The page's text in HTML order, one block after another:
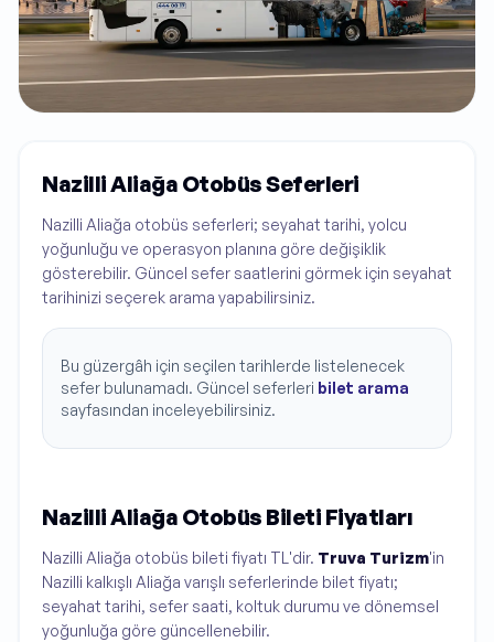
Nazilli Aliağa Otobüs Seferleri
Nazilli Aliağa otobüs seferleri; seyahat tarihi, yolcu
yoğunluğu ve operasyon planına göre değişiklik
gösterebilir. Güncel sefer saatlerini görmek için seyahat
tarihinizi seçerek arama yapabilirsiniz.
Bu güzergâh için seçilen tarihlerde listelenecek
sefer bulunamadı. Güncel seferleri bilet arama
sayfasından inceleyebilirsiniz.
Nazilli Aliağa Otobüs Bileti Fiyatları
Nazilli Aliağa otobüs bileti fiyatı TL'dir. Truva Turizm'in
Nazilli kalkışlı Aliağa varışlı seferlerinde bilet fiyatı;
seyahat tarihi, sefer saati, koltuk durumu ve dönemsel
yoğunluğa göre güncellenebilir.